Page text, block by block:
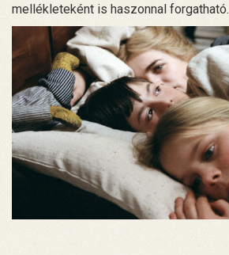
mellékleteként is haszonnal forgatható.